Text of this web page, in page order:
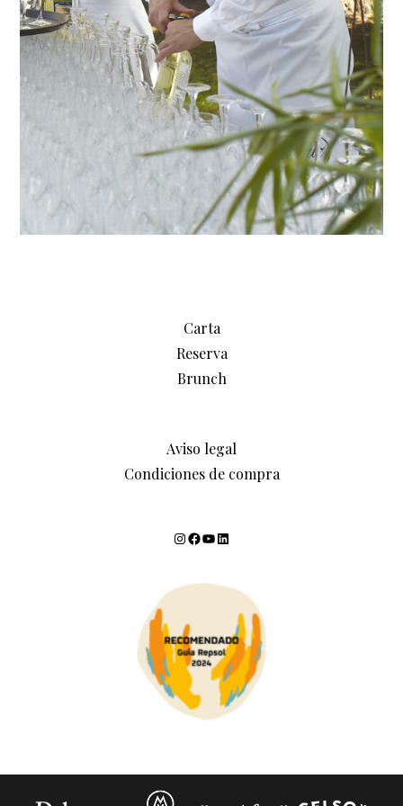
Carta
Reserva
Brunch
Aviso legal
Condiciones de compra
Instagram Facebook YouTube LinkedIn